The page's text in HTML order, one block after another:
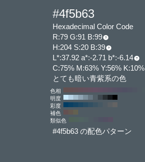
#4f5b63
Hexadecimal Color Code
R:79 G:91 B:99
H:204 S:20 B:39
L*:37.92 a*:-2.71 b*:-6.14
C:75% M:63% Y:56% K:10%
とても暗い青紫系の色
色相
明度
彩度
補色
類似色
#4f5b63 の配色パターン